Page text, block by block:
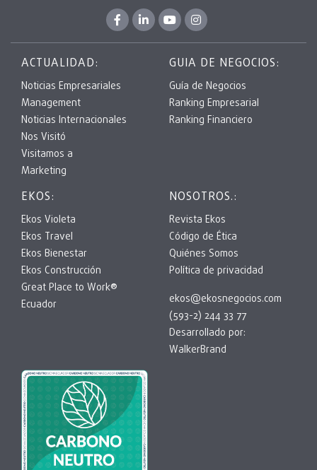
ACTUALIDAD:
Noticias Empresariales
Management
Noticias Internacionales
Nos Visitó
Visitamos a
Marketing
GUIA DE NEGOCIOS:
Guía de Negocios
Ranking Empresarial
Ranking Financiero
EKOS:
Ekos Violeta
Ekos Travel
Ekos Bienestar
Ekos Construcción
Great Place to Work®
Ecuador
NOSOTROS.:
Revista Ekos
Código de Ética
Quiénes Somos
Política de privacidad
ekos@ekosnegocios.com
(593-2) 244 33 77
Desarrollado por:
WalkerBrand